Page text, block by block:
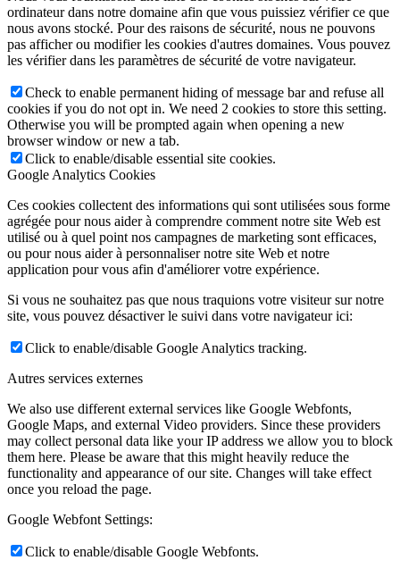
ordinateur dans notre domaine afin que vous puissiez vérifier ce que
nous avons stocké. Pour des raisons de sécurité, nous ne pouvons
pas afficher ou modifier les cookies d'autres domaines. Vous pouvez
les vérifier dans les paramètres de sécurité de votre navigateur.
Check to enable permanent hiding of message bar and refuse all
cookies if you do not opt in. We need 2 cookies to store this setting.
Otherwise you will be prompted again when opening a new
browser window or new a tab.
Click to enable/disable essential site cookies.
Google Analytics Cookies
Ces cookies collectent des informations qui sont utilisées sous forme
agrégée pour nous aider à comprendre comment notre site Web est
utilisé ou à quel point nos campagnes de marketing sont efficaces,
ou pour nous aider à personnaliser notre site Web et notre
application pour vous afin d'améliorer votre expérience.
Si vous ne souhaitez pas que nous traquions votre visiteur sur notre
site, vous pouvez désactiver le suivi dans votre navigateur ici:
Click to enable/disable Google Analytics tracking.
Autres services externes
We also use different external services like Google Webfonts,
Google Maps, and external Video providers. Since these providers
may collect personal data like your IP address we allow you to block
them here. Please be aware that this might heavily reduce the
functionality and appearance of our site. Changes will take effect
once you reload the page.
Google Webfont Settings:
Click to enable/disable Google Webfonts.